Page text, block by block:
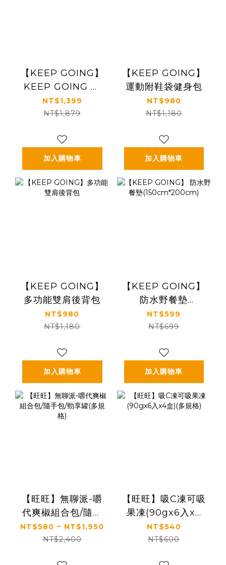
【KEEP GOING】
KEEP GOING 戶
外行動組 (防水野餐
墊+包款組)
NT$1,399
NT$1,879
加入購物車
【KEEP GOING】
運動附鞋袋健身包
NT$980
NT$1,180
加入購物車
【KEEP GOING】
多功能雙肩後背包
NT$980
NT$1,180
加入購物車
【KEEP GOING】
防水野餐墊
(150cm*200cm)
NT$599
NT$699
加入購物車
【旺旺】無聊派-嚼
代爽椒組合包/隨手
包/勁享罐(多規格)
NT$580 ~ NT$1,950
NT$2,400
【旺旺】吸C凍可吸
果凍(90gx6入x4
盒)(多規格)
NT$540
NT$600